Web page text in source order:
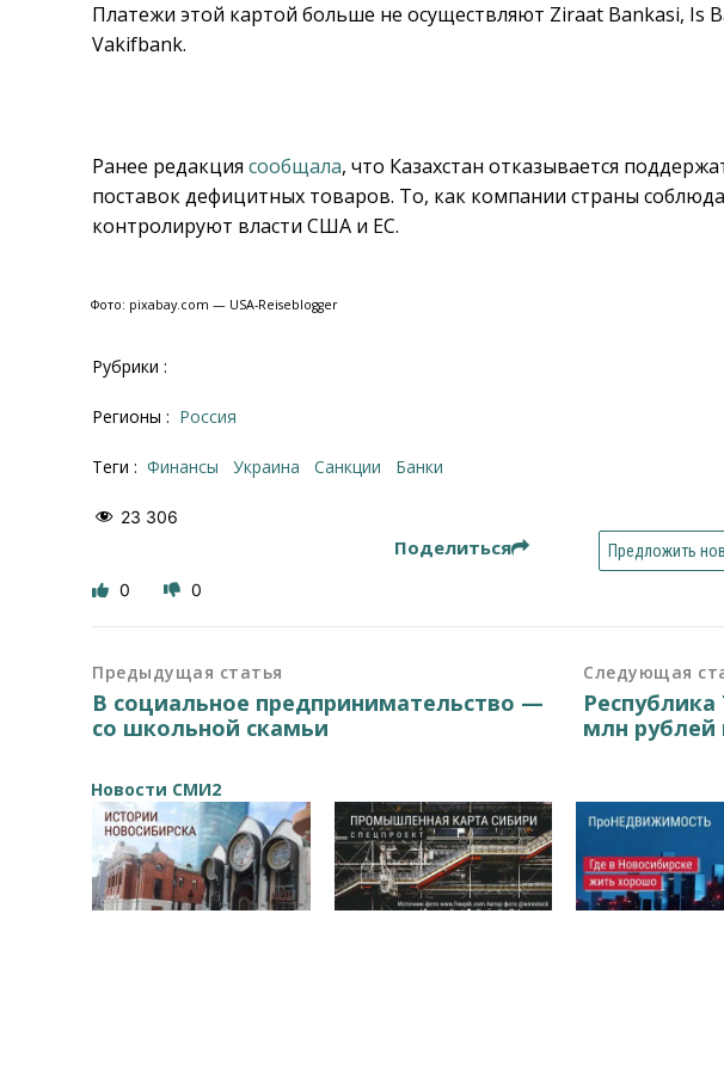
Платежи этой картой больше не осуществляют Ziraat Bankasi, Is
Vakifbank.
Ранее редакциясообщала, что Казахстан отказывается
поставок дефицитных товаров. То, как компании страны
контролируют власти США и ЕС.
Фото: pixabay.com — USA-Reiseblogger
Рубрики :
Регионы : Россия
Теги : финансы Украина санкции банки
23 306
Поделиться Предложить
0 0
Предыдущая статья
В социальное предпринимательство —
со школьной скамьи
Следующая
млн
Новости СМИ2